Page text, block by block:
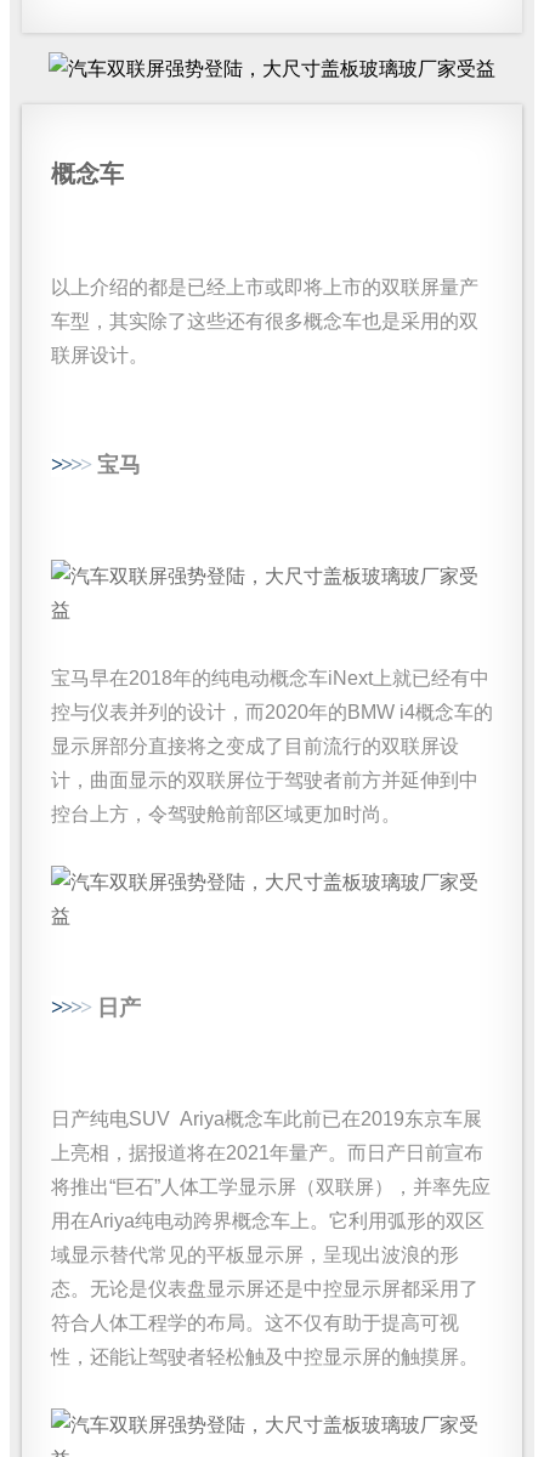
概念车
以上介绍的都是已经上市或即将上市的双联屏量产
车型，其实除了这些还有很多概念车也是采用的双
联屏设计。
>>>> 宝马
宝马早在2018年的纯电动概念车iNext上就已经有中
控与仪表并列的设计，而2020年的BMW i4概念车的
显示屏部分直接将之变成了目前流行的双联屏设
计，曲面显示的双联屏位于驾驶者前方并延伸到中
控台上方，令驾驶舱前部区域更加时尚。
>>>> 日产
日产纯电SUV Ariya概念车此前已在2019东京车展
上亮相，据报道将在2021年量产。而日产日前宣布
将推出“巨石”人体工学显示屏（双联屏），并率先应
用在Ariya纯电动跨界概念车上。它利用弧形的双区
域显示替代常见的平板显示屏，呈现出波浪的形
态。无论是仪表盘显示屏还是中控显示屏都采用了
符合人体工程学的布局。这不仅有助于提高可视
性，还能让驾驶者轻松触及中控显示屏的触摸屏。